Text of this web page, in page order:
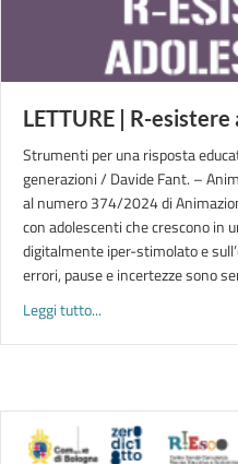
LETTURE | R-
Strumenti per una risposta
generazioni / Davide Fant. –
al numero 374/2024 di
con adolescenti che crescono in
digitalmente iper-stimolato e
errori, pause e incertezze sono
Leggi tutto...